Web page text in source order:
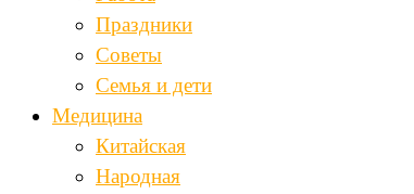
Праздники
Советы
Семья и дети
Медицина
Китайская
Народная